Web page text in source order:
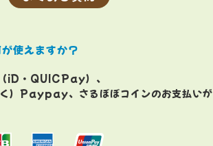
使えますか？
iD・QUICPay）、
Paypay、さるぼぼコインのお支払いが